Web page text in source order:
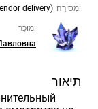
מְסִירָה:
delivery)
מוֹכֵר:
תיאור